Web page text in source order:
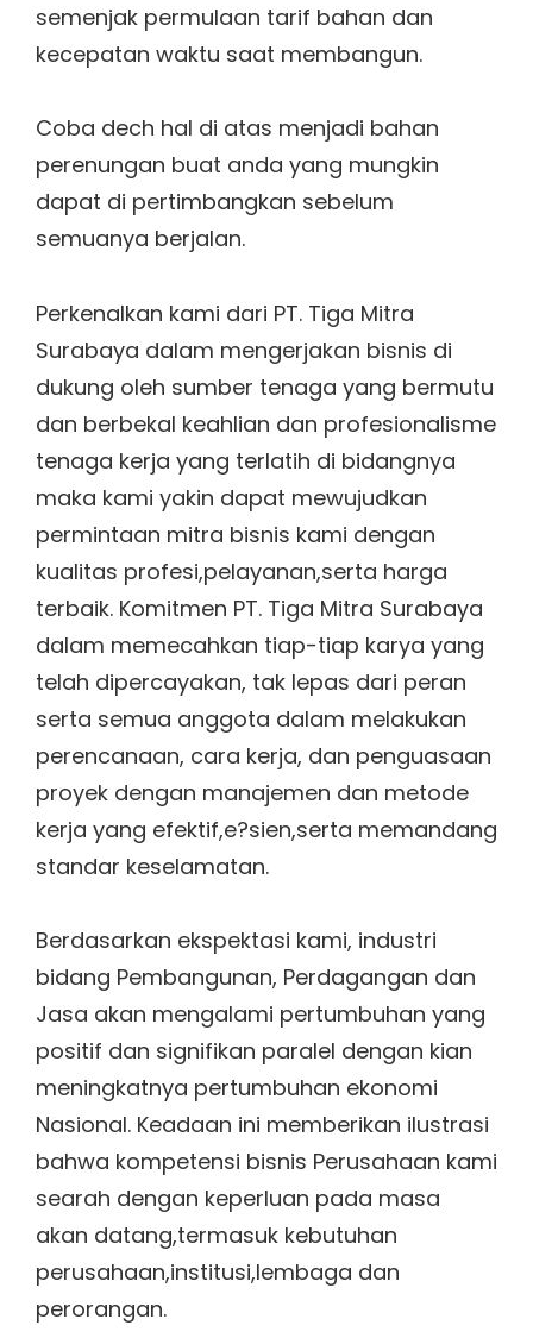
semenjak permulaan tarif bahan dan
kecepatan waktu saat membangun.
Coba dech hal di atas menjadi bahan
perenungan buat anda yang mungkin
dapat di pertimbangkan sebelum
semuanya berjalan.
Perkenalkan kami dari PT. Tiga Mitra
Surabaya dalam mengerjakan bisnis di
dukung oleh sumber tenaga yang bermutu
dan berbekal keahlian dan profesionalisme
tenaga kerja yang terlatih di bidangnya
maka kami yakin dapat mewujudkan
permintaan mitra bisnis kami dengan
kualitas profesi,pelayanan,serta harga
terbaik. Komitmen PT. Tiga Mitra Surabaya
dalam memecahkan tiap-tiap karya yang
telah dipercayakan, tak lepas dari peran
serta semua anggota dalam melakukan
perencanaan, cara kerja, dan penguasaan
proyek dengan manajemen dan metode
kerja yang efektif,e?sien,serta memandang
standar keselamatan.
Berdasarkan ekspektasi kami, industri
bidang Pembangunan, Perdagangan dan
Jasa akan mengalami pertumbuhan yang
positif dan signifikan paralel dengan kian
meningkatnya pertumbuhan ekonomi
Nasional. Keadaan ini memberikan ilustrasi
bahwa kompetensi bisnis Perusahaan kami
searah dengan keperluan pada masa
akan datang,termasuk kebutuhan
perusahaan,institusi,lembaga dan
perorangan.